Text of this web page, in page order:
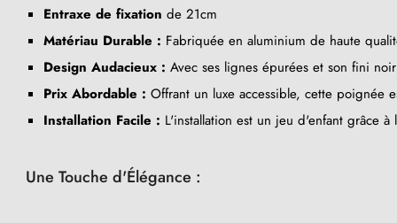
(7 avis)
Entraxe de fixation de 21cm
Matériau Durable : Fabriquée en aluminium de haute
Design Audacieux : Avec ses lignes épurées et son fini
Prix Abordable : Offrant un luxe accessible, cette poignée
Installation Facile : L'installation est un jeu d'enfant grâce
Une Touche d'Élégance :